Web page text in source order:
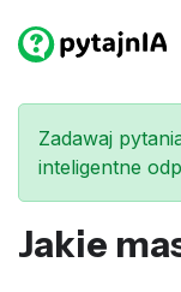
Zadawaj
inteligentne
Jakie